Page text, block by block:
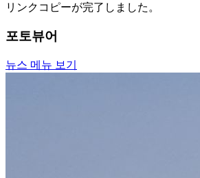
リンクコピーが完了しました。
포토뷰어
뉴스 메뉴 보기